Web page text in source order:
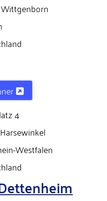
4
Westfalen